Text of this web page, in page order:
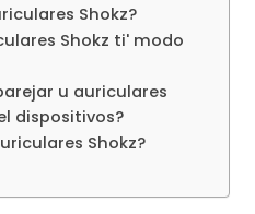
Shokz?
Shokz ti' modo
u auriculares
dispositivos?
Shokz?